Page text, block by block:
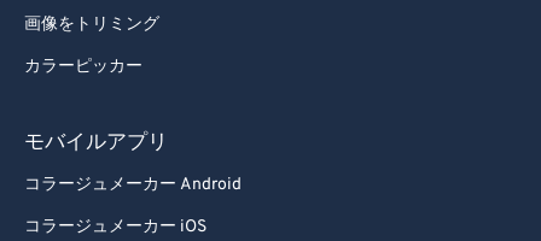
画像をトリミング
カラーピッカー
モバイルアプリ
コラージュメーカー Android
コラージュメーカー iOS